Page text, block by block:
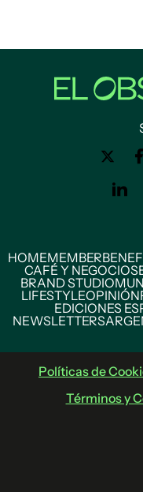
HOMEMEMBER
CAFÉ Y NEGOCIOS
BRAND STUDIO
LIFESTYLEOPINIÓN
EDICIONES
NEWSLETTERS
Políticas de
Términos y